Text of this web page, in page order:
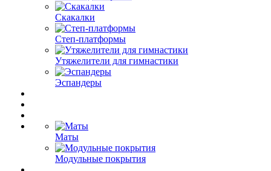
Скакалки
Степ-платформы
Утяжелители для гимнастики
Эспандеры
Маты
Модульные покрытия